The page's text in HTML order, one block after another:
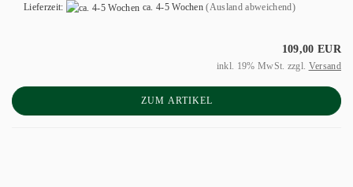
Lieferzeit: ca. 4-5 Wochen (Ausland abweichend)
109,00 EUR
inkl. 19% MwSt. zzgl. Versand
ZUM ARTIKEL